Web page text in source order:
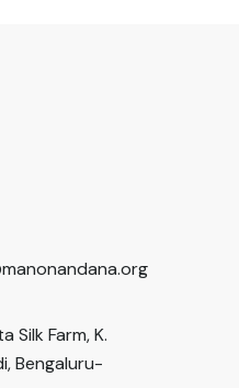
Silk Farm, K.
Bengaluru-